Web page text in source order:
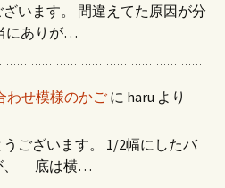
います。 間違えてた原因が分
にありが…
わせ模様のかご に haru より
ございます。 1/2幅にしたバ
、 底は横…